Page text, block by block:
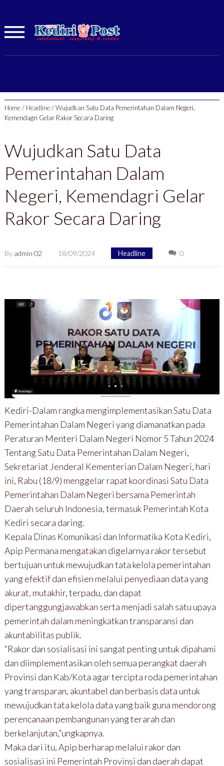
Home/ Headline/Wujudkan Satu Data Pemerintahan Dalam Negeri,
Kemendagri Gelar Rakor Secara Daring
Wujudkan Satu Data
Pemerintahan Dalam
Negeri, Kemendagri Gelar
Rakor Secara Daring
By admin 02 18/09/2024 Headline 0
Kediri-Dalam rangka mengimplementasikan Satu Data
Pemerintahan Dalam Negeri yang diamanatkan pada
Peraturan Menteri Dalam Negeri Nomor 5 Tahun 2024
Tentang Satu Data Pemerintahan Dalam Negeri,
Sekretariat Jenderal Kementerian Dalam Negeri, hari
ini, Rabu (18/9) menggelar rapat koordinasi Satu Data
Pemerintahan Dalam Negeri bersama Pemerintah
Daerah seluruh Indonesia, termasuk Pemerintah Kota
Kediri secara daring.
Kepala Dinas Komunikasi dan Informatika Kota Kediri,
Apip Permana mengatakan digelarnya rakor tersebut
bertujuan untuk mewujudkan tata kelola pemerintahan
yang efektif dan efisien melalui penyediaan data yang
akurat, mutakhir, terpadu, dan dapat
dipertanggungjawabkan serta menjadi salah satu upaya
pemerintah dalam meningkatkan transparansi dan
akuntabilitas publik.
“Rakor dan sosialisasi ini sangat penting untuk dipahami
dan diimplementasikan oleh semua perangkat daerah
Provinsi dan Kab/Kota agar tercipta roda pemerintahan
yang transparan, akuntabel dan berbasis data untuk
mewujudkan tata kelola data yang baik guna mendorong
perencanaan pembangunan yang terarah dan
berkelanjutan,”ungkapnya.
Maka dari itu, Apip berharap melalui rakor dan
sosialisasi ini Pemerintah Provinsi dan daerah dapat